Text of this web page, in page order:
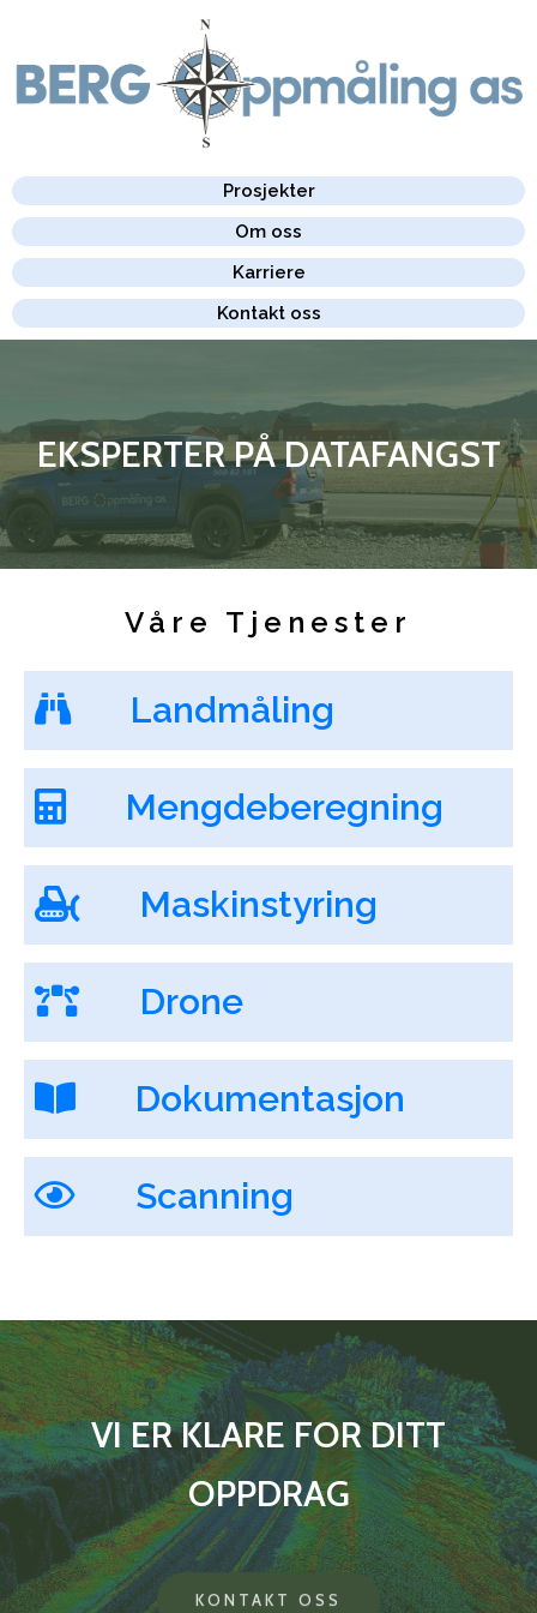
Prosjekter
Om oss
Karriere
Kontakt oss
EKSPERTER PÅ DATAFANGST
Våre Tjenester
Landmåling
Mengdeberegning
Maskinstyring
Drone
Dokumentasjon
Scanning
VI ER KLARE FOR DITT
OPPDRAG
KONTAKT OSS